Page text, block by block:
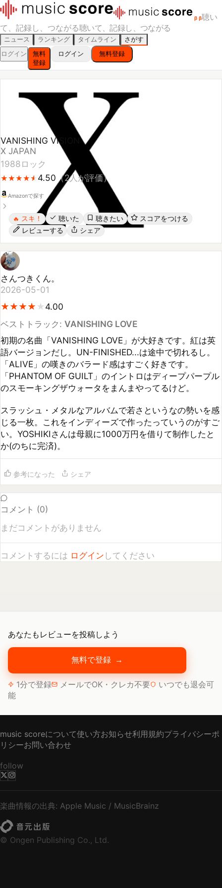
β β聴い
て、記録し、つながる聴いて、記録し、つながる
ニュース ランキング タイムライン
さがす
ログイン
無料
登録
ログイン 無料登録
VANISHING VISION
X JAPAN
1988 ロック
★
★★
★★
★ ★
★ ★
★4.50 人が評価）
Amazonで探す
聴いた 聴きたい
レビューする
シェア
さんつきくん。
2026-05-01
★
★ ★
★ ★
★ ★
★ ★ 4.00
語バージョンだし。UN-FINISHED...は途中で切れるし。
「ALIVE」の嘆きのバラード感はすごく好きです。
「PHANTOM OF GUILT」のイントロはディープパープル
のスモーキングザウォータをまんまやってるけど。
スラッシュ・メタルなアルバムで若さというなの勢いを感
じる一枚。これをインディーズで作ったっていうのがすご
か(のちに完済)。
参考になった シェア
コメント (0 )
コメントするには
あなたもレビューを投稿しよう
無料で登録 →
1分で登録 メールでOK・クレカ不要
いつでも退会可
能
music scoreについて使い方お知らせ利用規約プライバシーポ
リシーお問い合わせ
follow
楽曲情報の出典: Apple Music / MusicBrainz
© Ongen Publishing Co., Ltd.